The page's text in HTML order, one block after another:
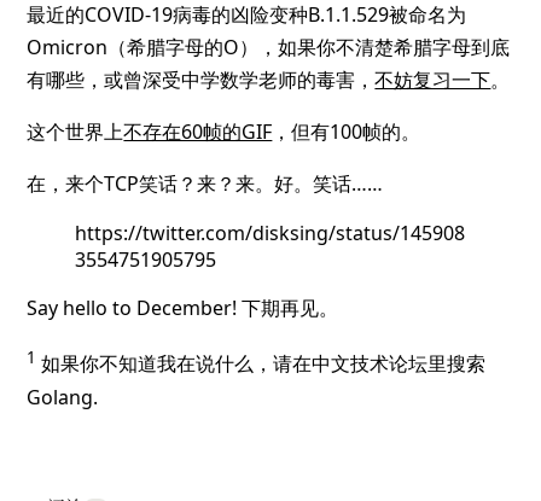
最近的COVID-19病毒的凶险变种B.1.1.529被命名为
Omicron（希腊字母的Ο），如果你不清楚希腊字母到底
有哪些，或曾深受中学数学老师的毒害，不妨复习一下。
这个世界上不存在60帧的GIF ，但有100帧的。
在，来个TCP笑话？来？来。好。笑话……
https://twitter.com/disksing/status/145908
3554751905795
Say hello to December! 下期再见。
1 如果你不知道我在说什么，请在中文技术论坛里搜索
Golang.